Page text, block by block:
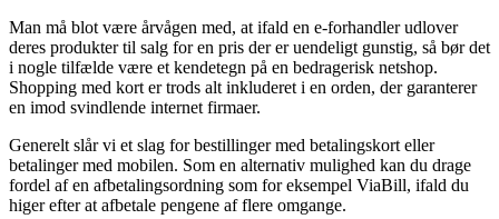
Man må blot være årvågen med, at ifald en e-forhandler udlover
deres produkter til salg for en pris der er uendeligt gunstig, så bør det
i nogle tilfælde være et kendetegn på en bedragerisk netshop.
Shopping med kort er trods alt inkluderet i en orden, der garanterer
en imod svindlende internet firmaer.
Generelt slår vi et slag for bestillinger med betalingskort eller
betalinger med mobilen. Som en alternativ mulighed kan du drage
fordel af en afbetalingsordning som for eksempel ViaBill, ifald du
higer efter at afbetale pengene af flere omgange.